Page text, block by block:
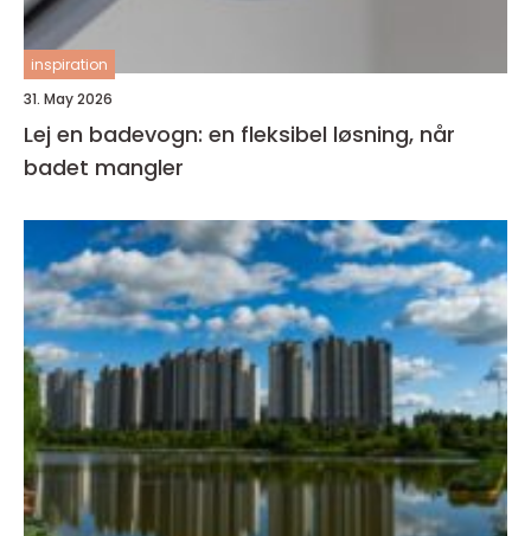
inspiration
31. May 2026
Lej en badevogn: en fleksibel løsning, når
badet mangler